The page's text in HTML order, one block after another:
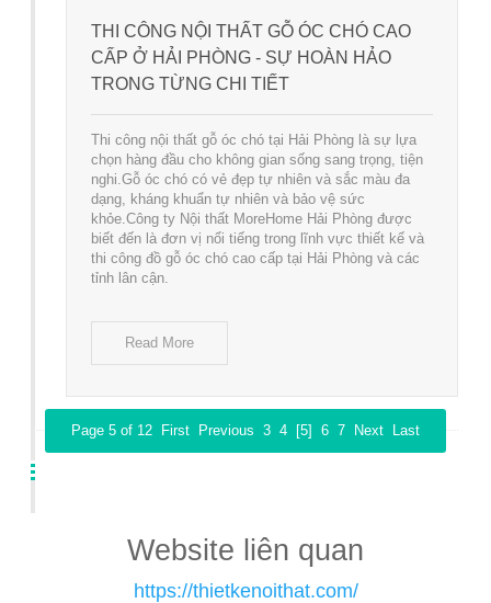
THI CÔNG NỘI THẤT GỖ ÓC CHÓ CAO
CẤP Ở HẢI PHÒNG - SỰ HOÀN HẢO
TRONG TỪNG CHI TIẾT
Thi công nội thất gỗ óc chó tại Hải Phòng là sự lựa
chọn hàng đầu cho không gian sống sang trọng, tiện
nghi.Gỗ óc chó có vẻ đẹp tự nhiên và sắc màu đa
dạng, kháng khuẩn tự nhiên và bảo vệ sức
khỏe.Công ty Nội thất MoreHome Hải Phòng được
biết đến là đơn vị nổi tiếng trong lĩnh vực thiết kế và
thi công đồ gỗ óc chó cao cấp tại Hải Phòng và các
tỉnh lân cận.
Read More
Page 5 of 12 First Previous 3 4 [5] 6 7 Next Last
Website liên quan
https://thietkenoithat.com/